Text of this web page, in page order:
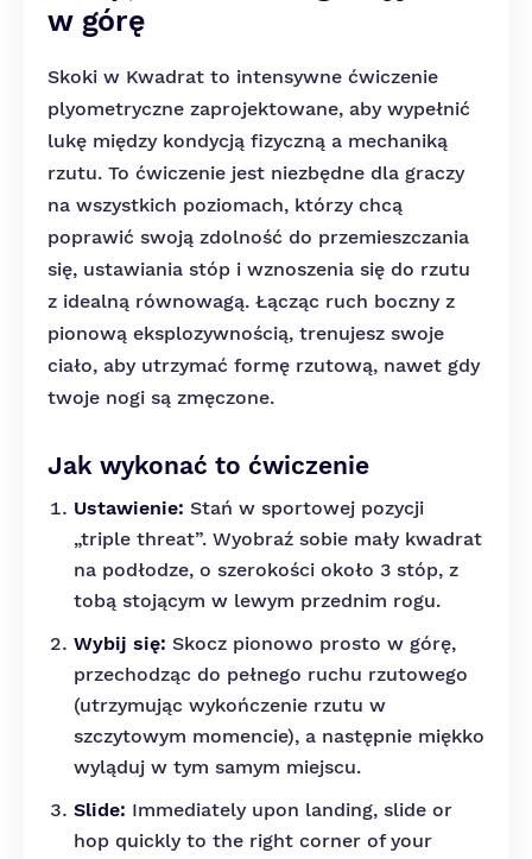
w górę
Skoki w Kwadrat to intensywne ćwiczenie
plyometryczne zaprojektowane, aby wypełnić
lukę między kondycją fizyczną a mechaniką
rzutu. To ćwiczenie jest niezbędne dla graczy
na wszystkich poziomach, którzy chcą
poprawić swoją zdolność do przemieszczania
się, ustawiania stóp i wznoszenia się do rzutu
z idealną równowagą. Łącząc ruch boczny z
pionową eksplozywnością, trenujesz swoje
ciało, aby utrzymać formę rzutową, nawet gdy
twoje nogi są zmęczone.
Jak wykonać to ćwiczenie
Ustawienie: Stań w sportowej pozycji
„triple threat”. Wyobraź sobie mały kwadrat
na podłodze, o szerokości około 3 stóp, z
tobą stojącym w lewym przednim rogu.
Wybij się: Skocz pionowo prosto w górę,
przechodząc do pełnego ruchu rzutowego
(utrzymując wykończenie rzutu w
szczytowym momencie), a następnie miękko
wyląduj w tym samym miejscu.
Slide: Immediately upon landing, slide or
hop quickly to the right corner of your